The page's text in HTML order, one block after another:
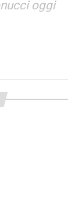
oggi
ritorno
contro